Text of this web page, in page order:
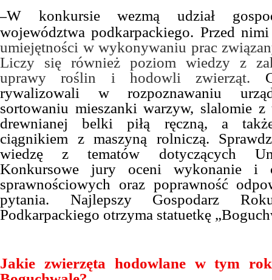
–W konkursie wezmą udział
województwa podkarpackiego. Przed
umiejętności w wykonywaniu prac
Liczy się również poziom wiedzy z
uprawy roślin i hodowli zwierząt.
rywalizowali w rozpoznawaniu
sortowaniu mieszanki warzyw, slalomie z
drewnianej belki piłą ręczną, a
ciągnikiem z maszyną rolniczą.
wiedzę z tematów dotyczących
Konkursowe jury oceni wykonanie i
sprawnościowych oraz poprawność
pytania. Najlepszy Gospodarz
Podkarpackiego otrzyma statuetkę
Jakie zwierzęta hodowlane w tym